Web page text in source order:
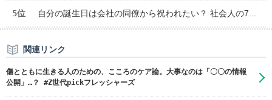
5位 自分の誕生日は会社の同僚から祝われたい？ 社会人の7...
関連リンク
傷とともに生きる人のための、こころのケア論。大事なのは「〇〇の情報
公開」…？ #Z世代pickフレッシャーズ